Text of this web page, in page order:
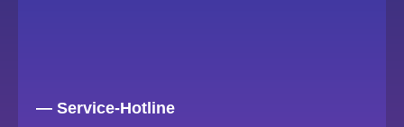
— Service-Hotline